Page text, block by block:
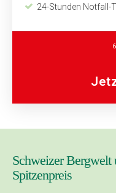
24-Stunden Notfall-
Schweizer Bergwelt
Spitzenpreis